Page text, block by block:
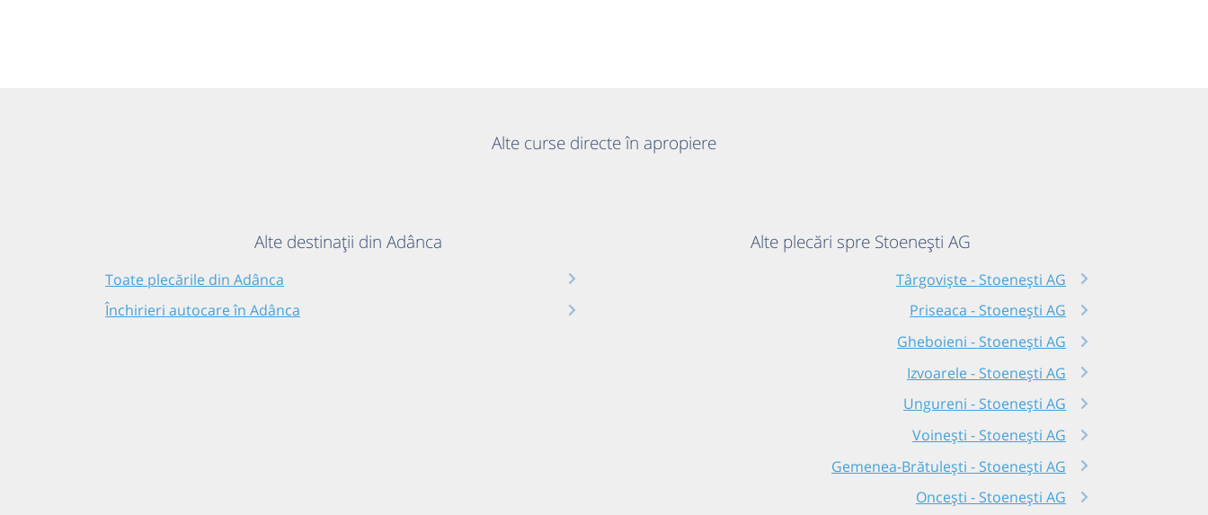
Alte curse directe în apropiere
Alte destinații din Adânca
Toate plecările din Adânca
Închirieri autocare în Adânca
Alte plecări spre Stoenești AG
Târgoviște - Stoenești AG
Priseaca - Stoenești AG
Gheboieni - Stoenești AG
Izvoarele - Stoenești AG
Ungureni - Stoenești AG
Voinești - Stoenești AG
Gemenea-Brătulești - Stoenești AG
Oncești - Stoenești AG